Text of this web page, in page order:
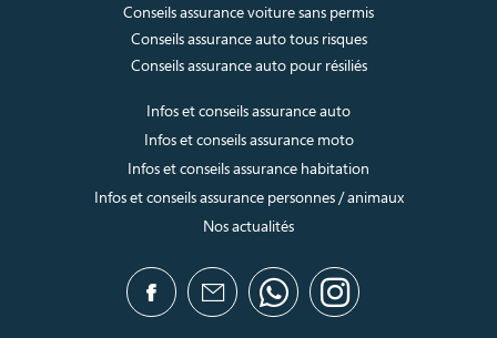
Conseils assurance voiture sans permis
Conseils assurance auto tous risques
Conseils assurance auto pour résiliés
Infos et conseils assurance auto
Infos et conseils assurance moto
Infos et conseils assurance habitation
Infos et conseils assurance personnes / animaux
Nos actualités